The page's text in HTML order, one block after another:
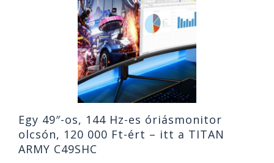
Egy 49″-os, 144 Hz-es óriásmonitor
olcsón, 120 000 Ft-ért – itt a TITAN
ARMY C49SHC